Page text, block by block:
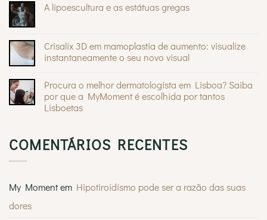
são
inofensivos
preocupar
em
Andreia
Braz
na
A lipoescultura e as estátuas gregas
A
lipoescultura
e
gregas
Crisalix 3D em mamoplastia de aumento: visualize
instantaneamente o seu novo visual
em
3D
em
visualize
instantaneamente
Procura o melhor dermatologista em Lisboa? Saiba
por que a MyMoment é escolhida por tantos
Lisboetas
Procura
o
Saiba
COMENTÁRIOS RECENTES
My Momentem Hipotiroidismo pode ser a razão das suas
dores